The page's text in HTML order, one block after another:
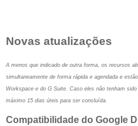
Novas atualizações
A menos que indicado de outra forma, os recursos
simultaneamente de forma rápida e agendada e
Workspace e do G Suite. Caso eles não tenham
máximo 15 dias úteis para ser concluída.
Compatibilidade do Google